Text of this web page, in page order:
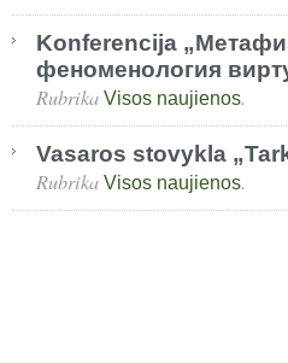
Konferencija
феноменология
Rubrika Visos naujienos.
Vasaros stovykla
Rubrika Visos naujienos.